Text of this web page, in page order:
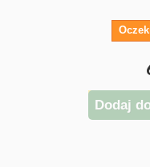
Dodaj